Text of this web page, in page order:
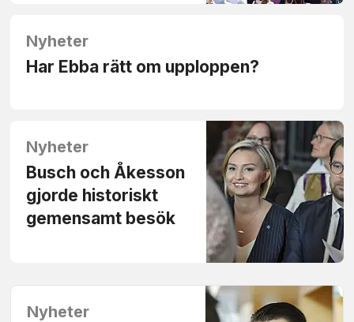
Nyheter
Har Ebba rätt om upploppen?
Nyheter
Busch och Åkesson
gjorde historiskt
gemensamt besök
Nyheter